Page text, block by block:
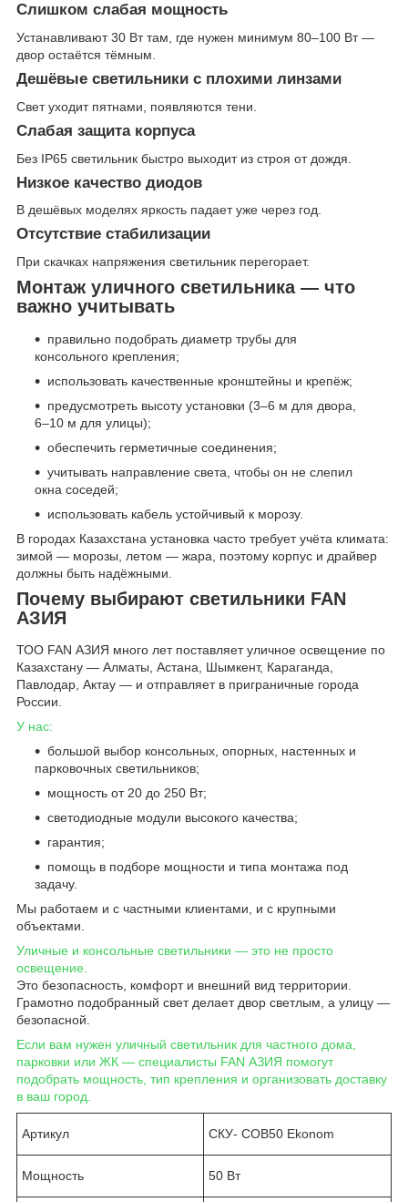
Слишком слабая мощность
Устанавливают 30 Вт там, где нужен минимум 80–100 Вт —
двор остаётся тёмным.
Дешёвые светильники с плохими линзами
Свет уходит пятнами, появляются тени.
Слабая защита корпуса
Без IP65 светильник быстро выходит из строя от дождя.
Низкое качество диодов
В дешёвых моделях яркость падает уже через год.
Отсутствие стабилизации
При скачках напряжения светильник перегорает.
Монтаж уличного светильника — что
важно учитывать
правильно подобрать диаметр трубы для
консольного крепления;
использовать качественные кронштейны и крепёж;
предусмотреть высоту установки (3–6 м для двора,
6–10 м для улицы);
обеспечить герметичные соединения;
учитывать направление света, чтобы он не слепил
окна соседей;
использовать кабель устойчивый к морозу.
В городах Казахстана установка часто требует учёта климата:
зимой — морозы, летом — жара, поэтому корпус и драйвер
должны быть надёжными.
Почему выбирают светильники FAN
АЗИЯ
ТОО FAN АЗИЯ много лет поставляет уличное освещение по
Казахстану — Алматы, Астана, Шымкент, Караганда,
Павлодар, Актау — и отправляет в приграничные города
России.
У нас:
большой выбор консольных, опорных, настенных и
парковочных светильников;
мощность от 20 до 250 Вт;
светодиодные модули высокого качества;
гарантия;
помощь в подборе мощности и типа монтажа под
задачу.
Мы работаем и с частными клиентами, и с крупными
объектами.
Уличные и консольные светильники — это не просто
освещение.
Это безопасность, комфорт и внешний вид территории.
Грамотно подобранный свет делает двор светлым, а улицу —
безопасной.
Если вам нужен уличный светильник для частного дома,
парковки или ЖК — специалисты FAN АЗИЯ помогут
подобрать мощность, тип крепления и организовать доставку
в ваш город.
Артикул СКУ- COB50 Ekonom
Мощность 50 Вт